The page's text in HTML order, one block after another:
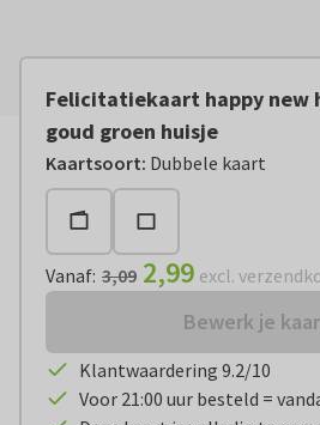
Felicitatiekaart happy new
goud groen huisje
Kaartsoort: Dubbele kaart
Vanaf:€ 2,99 excl. verzendkosten
Vanaf: 3,09 2,99 excl.
Bewerk je
Klantwaardering 9.2/10
Voor 21:00 uur besteld =